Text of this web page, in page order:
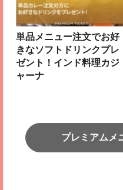
単品メニュー注文でお好
きなソフトドリンクプレ
ゼント！インド料理カジ
ャーナ
プレミアムメ